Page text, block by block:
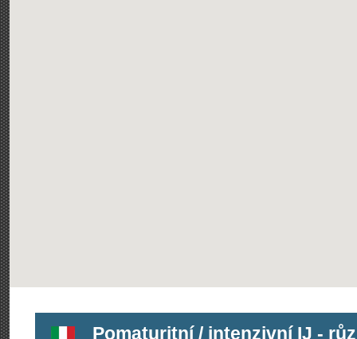
Pomaturitní / intenzivní IJ -